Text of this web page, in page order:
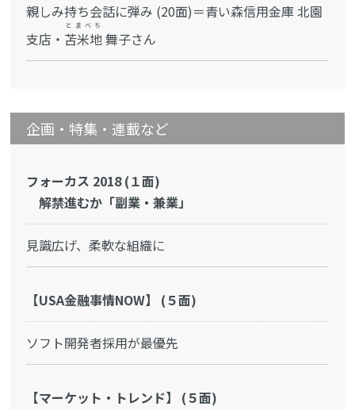
親しみ持ち会話に弾み (20面)＝青い森信用金庫 北園
支店・ 苫米地
とまべち
舞子さん
企画・特集・連載など
フォーカス 2018 (１面)
解禁進むか「副業・兼業」
見識広げ、柔軟な組織に
【USA金融事情NOW】 (５面)
ソフト開発者採用が最優先
【マーケット・トレンド】 (５面)